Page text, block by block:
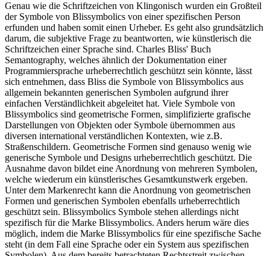
Genau wie die Schriftzeichen von Klingonisch wurden ein Großteil
der Symbole von Blissymbolics von einer spezifischen Person
erfunden und haben somit einen Urheber. Es geht also grundsätzlich
darum, die subjektive Frage zu beantworten, wie künstlerisch die
Schriftzeichen einer Sprache sind. Charles Bliss' Buch
Semantography, welches ähnlich der Dokumentation einer
Programmiersprache urheberrechtlich geschützt sein könnte, lässt
sich entnehmen, dass Bliss die Symbole von Blissymbolics aus
allgemein bekannten generischen Symbolen aufgrund ihrer
einfachen Verständlichkeit abgeleitet hat. Viele Symbole von
Blissymbolics sind geometrische Formen, simplifizierte grafische
Darstellungen von Objekten oder Symbole übernommen aus
diversen international verständlichen Kontexten, wie z.B.
Straßenschildern. Geometrische Formen sind genauso wenig wie
generische Symbole und Designs urheberrechtlich geschützt. Die
Ausnahme davon bildet eine Anordnung von mehreren Symbolen,
welche wiederum ein künstlerisches Gesamtkunstwerk ergeben.
Unter dem Markenrecht kann die Anordnung von geometrischen
Formen und generischen Symbolen ebenfalls urheberrechtlich
geschützt sein. Blissymbolics Symbole stehen allerdings nicht
spezifisch für die Marke Blissymbolics. Anders herum wäre dies
möglich, indem die Marke Blissymbolics für eine spezifische Sache
steht (in dem Fall eine Sprache oder ein System aus spezifischen